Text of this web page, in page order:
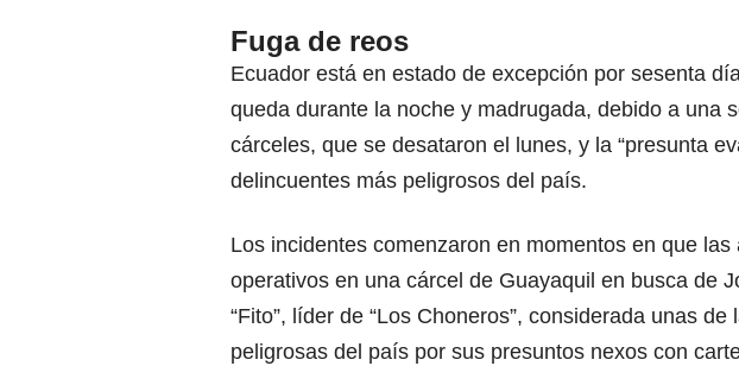
Fuga de reos
Ecuador está en estado de excepción por sesenta
queda durante la noche y madrugada, debido a una
cárceles, que se desataron el lunes, y la “presunta
delincuentes más peligrosos del país.
Los incidentes comenzaron en momentos en que
operativos en una cárcel de Guayaquil en busca de
“Fito”, líder de “Los Choneros”, considerada unas
peligrosas del país por sus presuntos nexos con